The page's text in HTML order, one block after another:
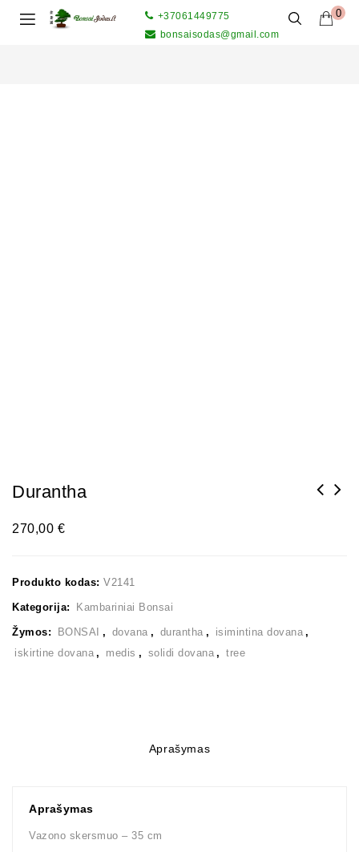
0
+37061449775
bonsaisodas@gmail.com
Durantha
270,00€
Produkto kodas: V2141
Kategorija: Kambariniai Bonsai
Žymos: BONSAI , dovana , durantha , isimintina dovana ,
iskirtine dovana , medis , solidi dovana , tree
Aprašymas
Aprašymas
Vazono skersmuo – 35 cm